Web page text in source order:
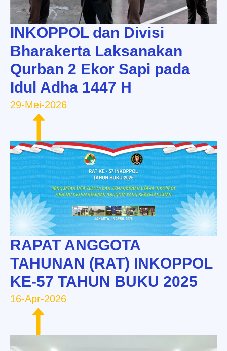
INKOPPOL dan Divisi
Bharakerta Laksanakan
Qurban 2 Ekor Sapi pada
Idul Adha 1447 H
29-Mei-2026
RAPAT ANGGOTA
TAHUNAN (RAT) INKOPPOL
KE-57 TAHUN BUKU 2025
16-Apr-2026